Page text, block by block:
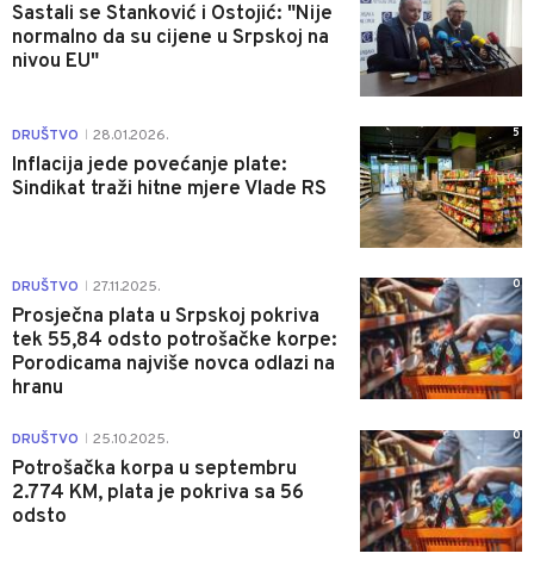
Sastali se Stanković i Ostojić: "Nije
normalno da su cijene u Srpskoj na
nivou EU"
DRUŠTVO 28.01.2026.
Inflacija jede povećanje plate:
Sindikat traži hitne mjere Vlade RS
5
DRUŠTVO 27.11.2025.
Prosječna plata u Srpskoj pokriva
tek 55,84 odsto potrošačke korpe:
Porodicama najviše novca odlazi na
hranu
0
DRUŠTVO 25.10.2025.
Potrošačka korpa u septembru
2.774 KM, plata je pokriva sa 56
odsto
0